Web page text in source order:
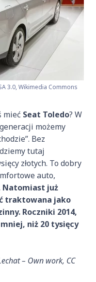
3.0, Wikimedia Commons
mieć Seat Toledo? W
możemy
Bez
tutaj
złotych. To dobry
auto,
Natomiast już
traktowana jako
Roczniki 2014,
niż 20 tysięcy
– Own work, CC